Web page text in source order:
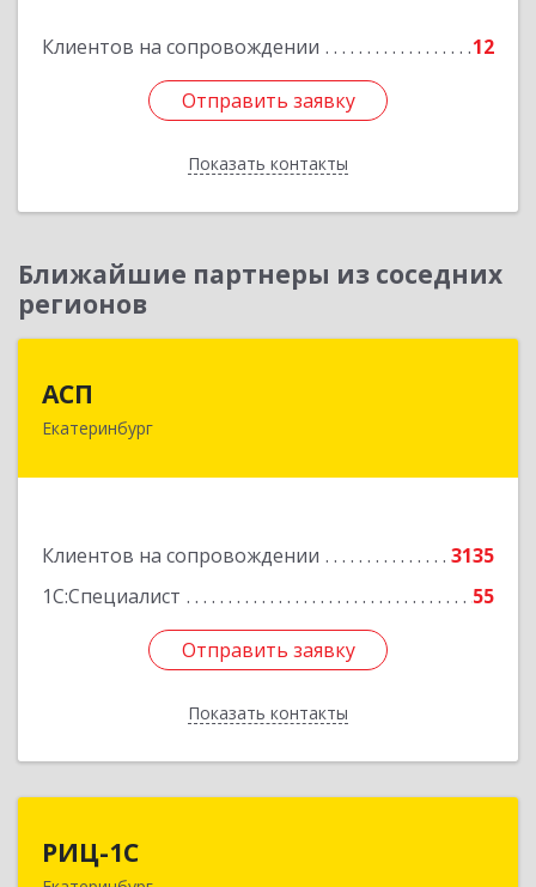
Клиентов на сопровождении 12
Отправить заявку
Показать контакты
Отправить заявку
Назад
Ближайшие партнеры из соседних
регионов
АСП
Екатеринбург
Клиентов на сопровождении
3135
1С:Специалист
55
Отправить заявку
Показать контакты
620075, Свердловская обл, Екатеринбург г,
Отправить заявку
Назад
РИЦ-1С